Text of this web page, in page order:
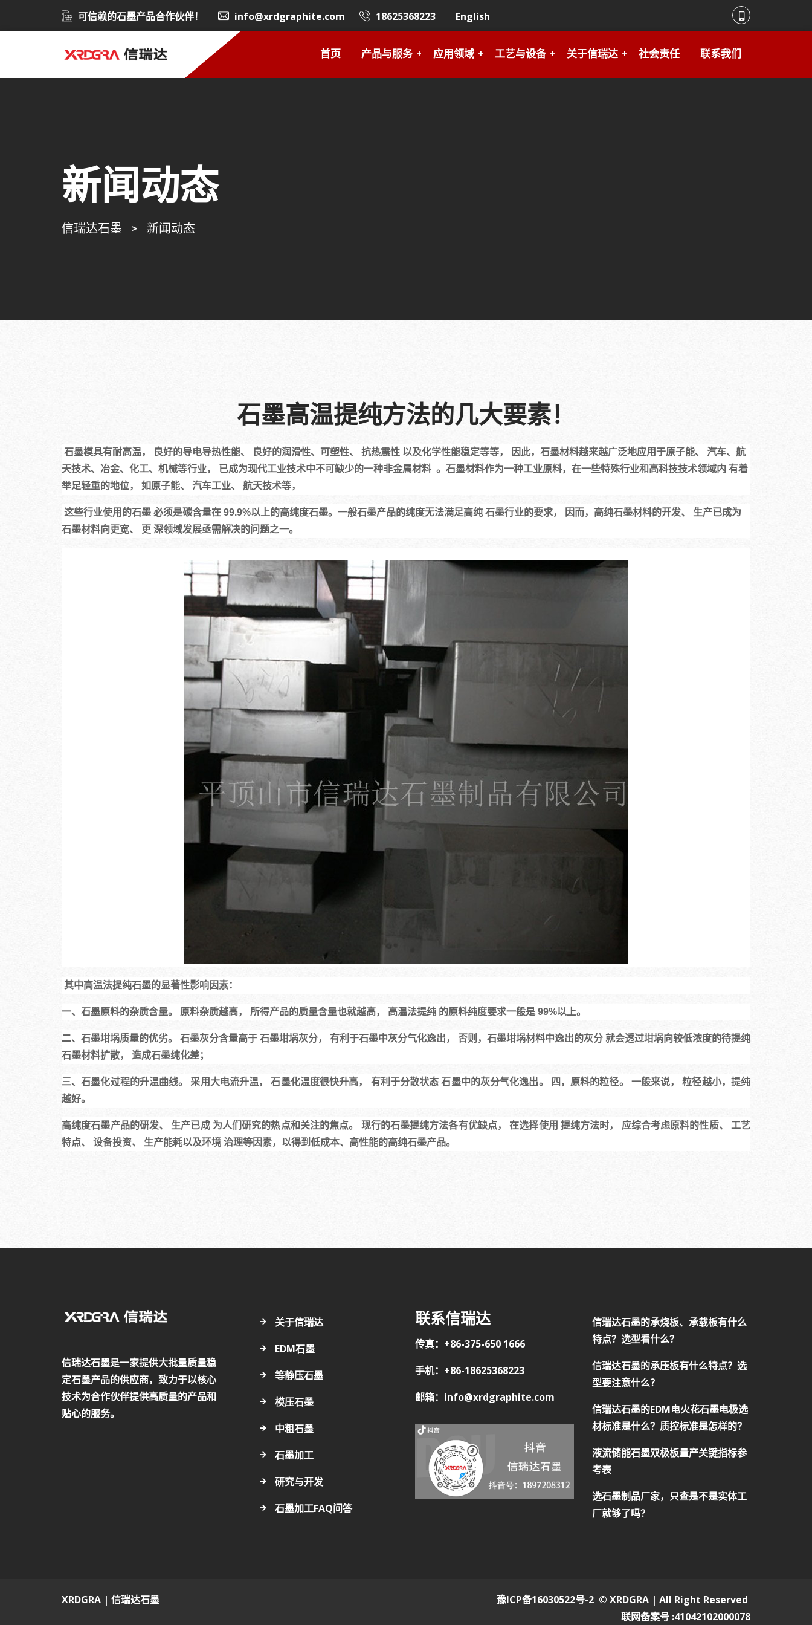
可信赖的石墨产品合作伙伴！ info@xrdgraphite.com 18625368223 English
首页 产品与服务 应用领域 工艺与设备 关于信瑞达 社会责任 联系我们
新闻动态
信瑞达石墨 > 新闻动态
石墨高温提纯方法的几大要素！
天技术、冶金、化工、机械等行业， 已成为现代工业技术中不可缺少的一种非金属材料  。石墨材料作为一种工业原料，在一些特殊行业和高科技技术领域内 有着
举足轻重的地位， 如原子能、 汽车工业、 航天技术等，
石墨材料向更宽、 更 深领域发展亟需解决的问题之一。
其中高温法提纯石墨的显著性影响因素：
一、石墨原料的杂质含量。 原料杂质越高， 所得产品的质量含量也就越高， 高温法提纯 的原料纯度要求一般是 99%以上。
二、石墨坩埚质量的优劣。 石墨灰分含量高于 石墨坩埚灰分， 有利于石墨中灰分气化逸出， 否则，石墨坩埚材料中逸出的灰分 就会透过坩埚向较低浓度的待提纯
石墨材料扩散， 造成石墨纯化差；
三、石墨化过程的升温曲线。 采用大电流升温， 石墨化温度很快升高， 有利于分散状态 石墨中的灰分气化逸出。 四，原料的粒径。 一般来说， 粒径越小，提纯
越好。
高纯度石墨产品的研发、 生产已成 为人们研究的热点和关注的焦点。 现行的石墨提纯方法各有优缺点， 在选择使用 提纯方法时， 应综合考虑原料的性质、 工艺
特点、 设备投资、 生产能耗以及环境 治理等因素，以得到低成本、高性能的高纯石墨产品。
信瑞达石墨是一家提供大批量质量稳
定石墨产品的供应商，致力于以核心
技术为合作伙伴提供高质量的产品和
贴心的服务。
关于信瑞达
EDM石墨
等静压石墨
模压石墨
中粗石墨
石墨加工
研究与开发
石墨加工FAQ问答
联系信瑞达
传真：+86-375-650 1666
手机：+86-18625368223
邮箱：info@xrdgraphite.com
信瑞达石墨的承烧板、承载板有什么
特点？选型看什么？
信瑞达石墨的承压板有什么特点？选
型要注意什么？
信瑞达石墨的EDM电火花石墨电极选
材标准是什么？质控标准是怎样的？
液流储能石墨双极板量产关键指标参
考表
选石墨制品厂家，只查是不是实体工
厂就够了吗？
XRDGRA | 信瑞达石墨 豫ICP备16030522号-2 © XRDGRA | All Right Reserved
联网备案号 :41042102000078